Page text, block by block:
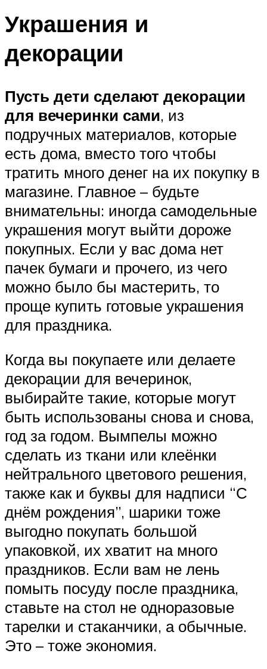
Украшения и
декорации
Пусть дети сделают декорации
для вечеринки сами, из
подручных материалов, которые
есть дома, вместо того чтобы
тратить много денег на их покупку в
магазине. Главное – будьте
внимательны: иногда самодельные
украшения могут выйти дороже
покупных. Если у вас дома нет
пачек бумаги и прочего, из чего
можно было бы мастерить, то
проще купить готовые украшения
для праздника.
Когда вы покупаете или делаете
декорации для вечеринок,
выбирайте такие, которые могут
быть использованы снова и снова,
год за годом. Вымпелы можно
сделать из ткани или клеёнки
нейтрального цветового решения,
также как и буквы для надписи “С
днём рождения”, шарики тоже
выгодно покупать большой
упаковкой, их хватит на много
праздников. Если вам не лень
помыть посуду после праздника,
ставьте на стол не одноразовые
тарелки и стаканчики, а обычные.
Это – тоже экономия.